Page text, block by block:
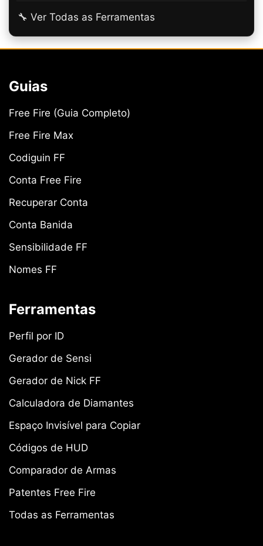
🔧 Ver Todas as Ferramentas
Guias
Free Fire (Guia Completo)
Free Fire Max
Codiguin FF
Conta Free Fire
Recuperar Conta
Conta Banida
Sensibilidade FF
Nomes FF
Ferramentas
Perfil por ID
Gerador de Sensi
Gerador de Nick FF
Calculadora de Diamantes
Espaço Invisível para Copiar
Códigos de HUD
Comparador de Armas
Patentes Free Fire
Todas as Ferramentas